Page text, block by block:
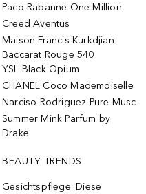
Paco Rabanne One Million
Creed Aventus
Maison Francis Kurkdjian
Baccarat Rouge 540
YSL Black Opium
CHANEL Coco Mademoiselle
Narciso Rodriguez Pure Musc
Summer Mink Parfum by
Drake
BEAUTY TRENDS
Gesichtspflege: Diese